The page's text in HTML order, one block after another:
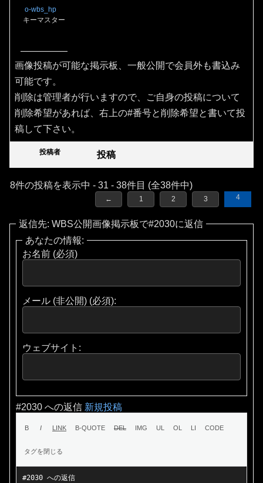
o-wbs_hp
キーマスター
画像投稿が可能な掲示板、一般公開で会員外も書込み
可能です。
削除は管理者が行いますので、ご自身の投稿について
削除希望があれば、右上の#番号と削除希望と書いて投
稿して下さい。
投稿者 投稿
8件の投稿を表示中 - 31 - 38件目 (全38件中)
← 1 2 3 4
返信先: WBS公開画像掲示板で#2030に返信
あなたの情報:
お名前 (必須)
メール (非公開) (必須):
ウェブサイト:
#2030 への返信 新規投稿